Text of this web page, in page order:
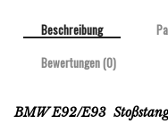
Beschreibung
Bewertungen (0)
BMW E92/E93